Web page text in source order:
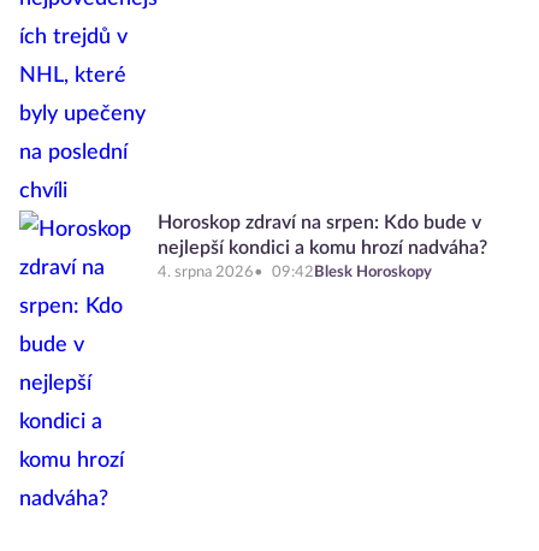
Horoskop zdraví na srpen: Kdo bude v
nejlepší kondici a komu hrozí nadváha?
4. srpna 2026 09:42 Blesk Horoskopy